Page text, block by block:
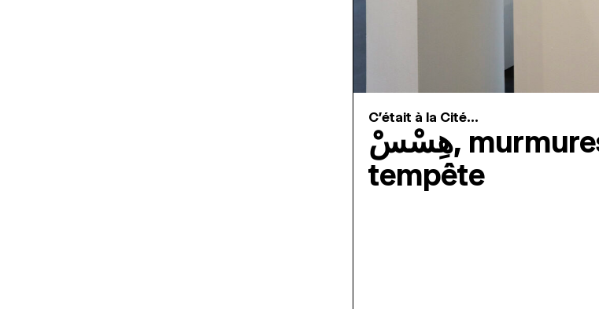
C'était à la Cité...
هِسْسْ, murmures de
tempête